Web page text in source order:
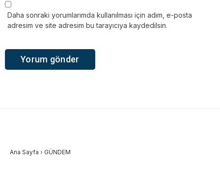
Daha sonraki yorumlarımda kullanılması için adım, e-posta
adresim ve site adresim bu tarayıcıya kaydedilsin.
Ana Sayfa › GÜNDEM